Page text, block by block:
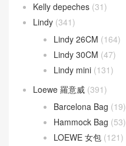
Kelly depeches (31)
Lindy (341)
Lindy 26CM (164)
Lindy 30CM (47)
Lindy mini (131)
Loewe 羅意威 (391)
Barcelona Bag (19)
Hammock Bag (53)
LOEWE 女包 (121)